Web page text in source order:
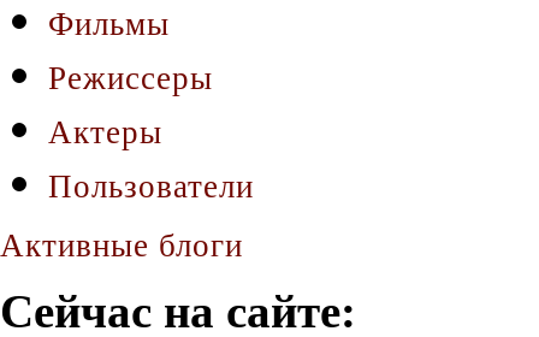
Фильмы
Режиссеры
Актеры
Пользователи
Активные блоги
Сейчас на сайте: